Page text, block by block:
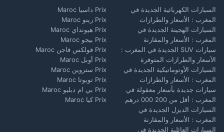
السيارات الكهربائية الجديدة في
المغرب : الأسعار والطرازات
السيارات الهجينة الجديدة في
المغرب : الأسعار والمقارنة
سيارات SUV الجديدة في المغرب :
الأسعار والطرازات المتوفرة
السيارات الأوتوماتيكية الجديدة في
المغرب : الأسعار والطرازات
سيارات جديدة بأسعار معقولة في
المغرب : أقل من 200 000 درهم
السيارات الديزل الجديدة في
المغرب : الأسعار والمقارنة
السيارات العائلية الجديدة في
Prix داسيا Maroc
Prix رينو Maroc
Prix هيونداي Maroc
Prix بيجو Maroc
Prix فولكس فاجن Maroc
Prix أوبل Maroc
Prix ستروين Maroc
Prix تويوتا Maroc
Prix بي ام دبليو Maroc
Prix كيا Maroc